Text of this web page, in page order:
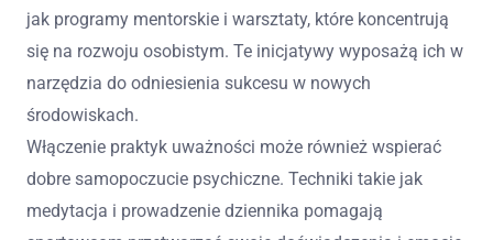
jak programy mentorskie i warsztaty, które koncentrują
się na rozwoju osobistym. Te inicjatywy wyposażą ich w
narzędzia do odniesienia sukcesu w nowych
środowiskach.
Włączenie praktyk uważności może również wspierać
dobre samopoczucie psychiczne. Techniki takie jak
medytacja i prowadzenie dziennika pomagają